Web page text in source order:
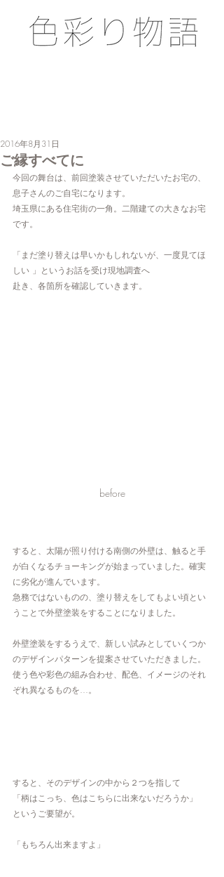
ご縁すべてに
2016年8月31日
今回の舞台は、前回塗装させていただいたお宅の、
息子さんのご自宅になります。
埼玉県にある住宅街の一角。二階建ての大きなお宅
です。
「まだ塗り替えは早いかもしれないが、一度見てほ
しい 」というお話を受け現地調査へ
赴き、各箇所を確認していきます。
before
すると、太陽が照り付ける南側の外壁は、触ると手
が白くなるチョーキングが始まっていました。確実
に劣化が進んでいます。
急務ではないものの、塗り替えをしてもよい頃とい
うことで外壁塗装をすることになりました。
外壁塗装をするうえで、新しい試みとしていくつか
のデザインパターンを提案させていただきました。
使う色や彩色の組み合わせ、配色、イメージのそれ
ぞれ異なるものを…。
すると、そのデザインの中から２つを指して
「柄はこっち、色はこちらに出来ないだろうか」
というご要望が。
「もちろん出来ますよ」